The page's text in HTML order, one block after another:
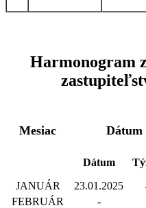
Harmonogram
Mesiac Dátum
Dátum
JANUÁR
23.01.2025
FEBRUÁR
-